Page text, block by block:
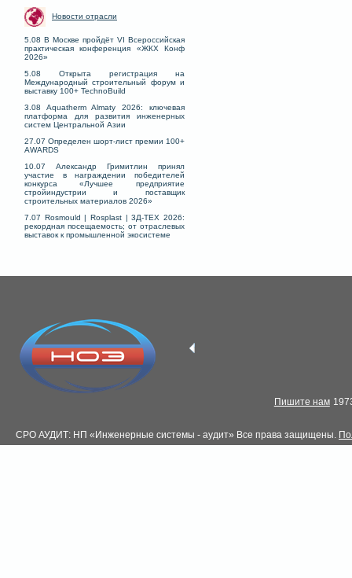
Новости отрасли
5.08 В Москве пройдёт VI Всероссийская
практическая конференция «ЖКХ Конф
2026»
5.08 Открыта регистрация на
Международный строительный форум и
выставку 100+ TechnoBuild
3.08 Aquatherm Almaty 2026: ключевая
платформа для развития инженерных
систем Центральной Азии
27.07 Определен шорт-лист премии 100+
AWARDS
10.07 Александр Гримитлин принял
участие в награждении победителей
конкурса «Лучшее предприятие
стройиндустрии и поставщик
строительных материалов 2026»
7.07 Rosmould | Rosplast | 3Д-ТЕХ 2026:
рекордная посещаемость; от отраслевых
выставок к промышленной экосистеме
СРО АУДИТ: НП «Инженерные системы - аудит» Все права защищены.
Пишите нам